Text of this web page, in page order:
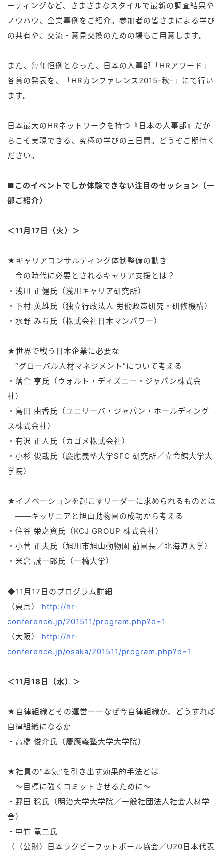
ーティングなど、さまざまなスタイルで最新の調査結果や
ノウハウ、企業事例をご紹介。参加者の皆さまによる学び
の共有や、交流・意見交換のための場もご用意します。
また、毎年恒例となった、日本の人事部「HRアワード」
各賞の発表を、「HRカンファレンス2015-秋-」にて行い
ます。
日本最大のHRネットワークを持つ『日本の人事部』だか
らこそ実現できる、究極の学びの三日間。どうぞご期待く
ださい。
■このイベントでしか体験できない注目のセッション（一
部ご紹介）
＜11月17日（火）＞
★キャリアコンサルティング体制整備の動き
今の時代に必要とされるキャリア支援とは？
・浅川 正健氏（浅川キャリア研究所）
・下村 英雄氏（独立行政法人 労働政策研究・研修機構）
・水野 みち氏（株式会社日本マンパワー）
★世界で戦う日本企業に必要な
“グローバル人材マネジメント”について考える
・落合 亨氏（ウォルト・ディズニー・ジャパン株式会
社）
・島田 由香氏（ユニリーバ・ジャパン・ホールディング
ス株式会社）
・有沢 正人氏（カゴメ株式会社）
・小杉 俊哉氏（慶應義塾大学SFC 研究所／立命館大学大
学院）
★イノベーションを起こすリーダーに求められるものとは
――キッザニアと旭山動物園の成功から考える
・住谷 栄之資氏（KCJ GROUP 株式会社）
・小菅 正夫氏（旭川市旭山動物園 前園長／北海道大学）
・米倉 誠一郎氏（一橋大学）
◆11月17日のプログラム詳細
（東京） http://hr-
conference.jp/201511/program.php?d=1
（大阪） http://hr-
conference.jp/osaka/201511/program.php?d=1
＜11月18日（水）＞
★自律組織とその運営――なぜ今自律組織か、どうすれば
自律組織になるか
・高橋 俊介氏（慶應義塾大学大学院）
★社員の“本気”を引き出す効果的手法とは
～目標に強くコミットさせるために～
・野田 稔氏（明治大学大学院／一般社団法人社会人材学
舎）
・中竹 竜二氏
（（公財）日本ラグビーフットボール協会／U20日本代表